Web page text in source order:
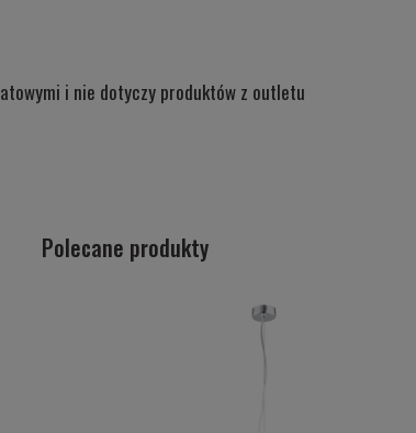
i nie dotyczy produktów z outletu
Polecane produkty